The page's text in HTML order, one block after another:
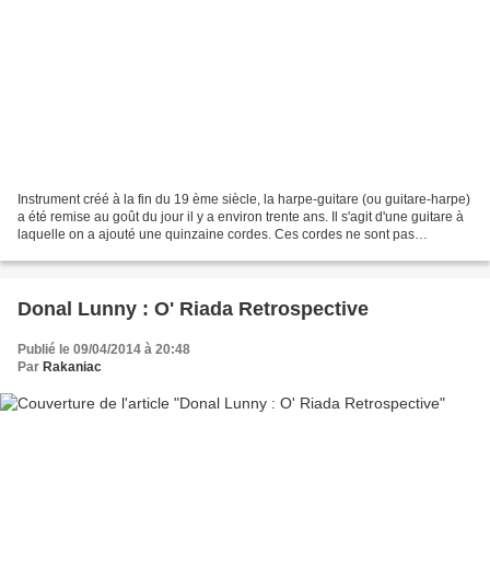
Instrument créé à la fin du 19 ème siècle, la harpe-guitare (ou guitare-harpe)
a été remise au goût du jour il y a environ trente ans. Il s'agit d'une guitare à
laquelle on a ajouté une quinzaine cordes. Ces cordes ne sont pas
Donal Lunny : O' Riada Retrospective
Publié le 09/04/2014 à 20:48
Par Rakaniac